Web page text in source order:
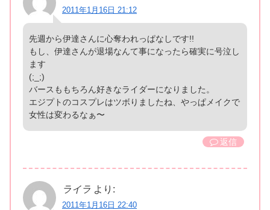
2011年1月16日 21:12
先週から伊達さんに心奪われっぱなしです!!
もし、伊達さんが退場なんて事になったら確実に号泣し
ます
(;_;)
バースももちろん好きなライダーになりました。
エジプトのコスプレはツボりましたね、やっぱメイクで
女性は変わるなぁ〜
返信
ライラ より:
2011年1月16日 22:40